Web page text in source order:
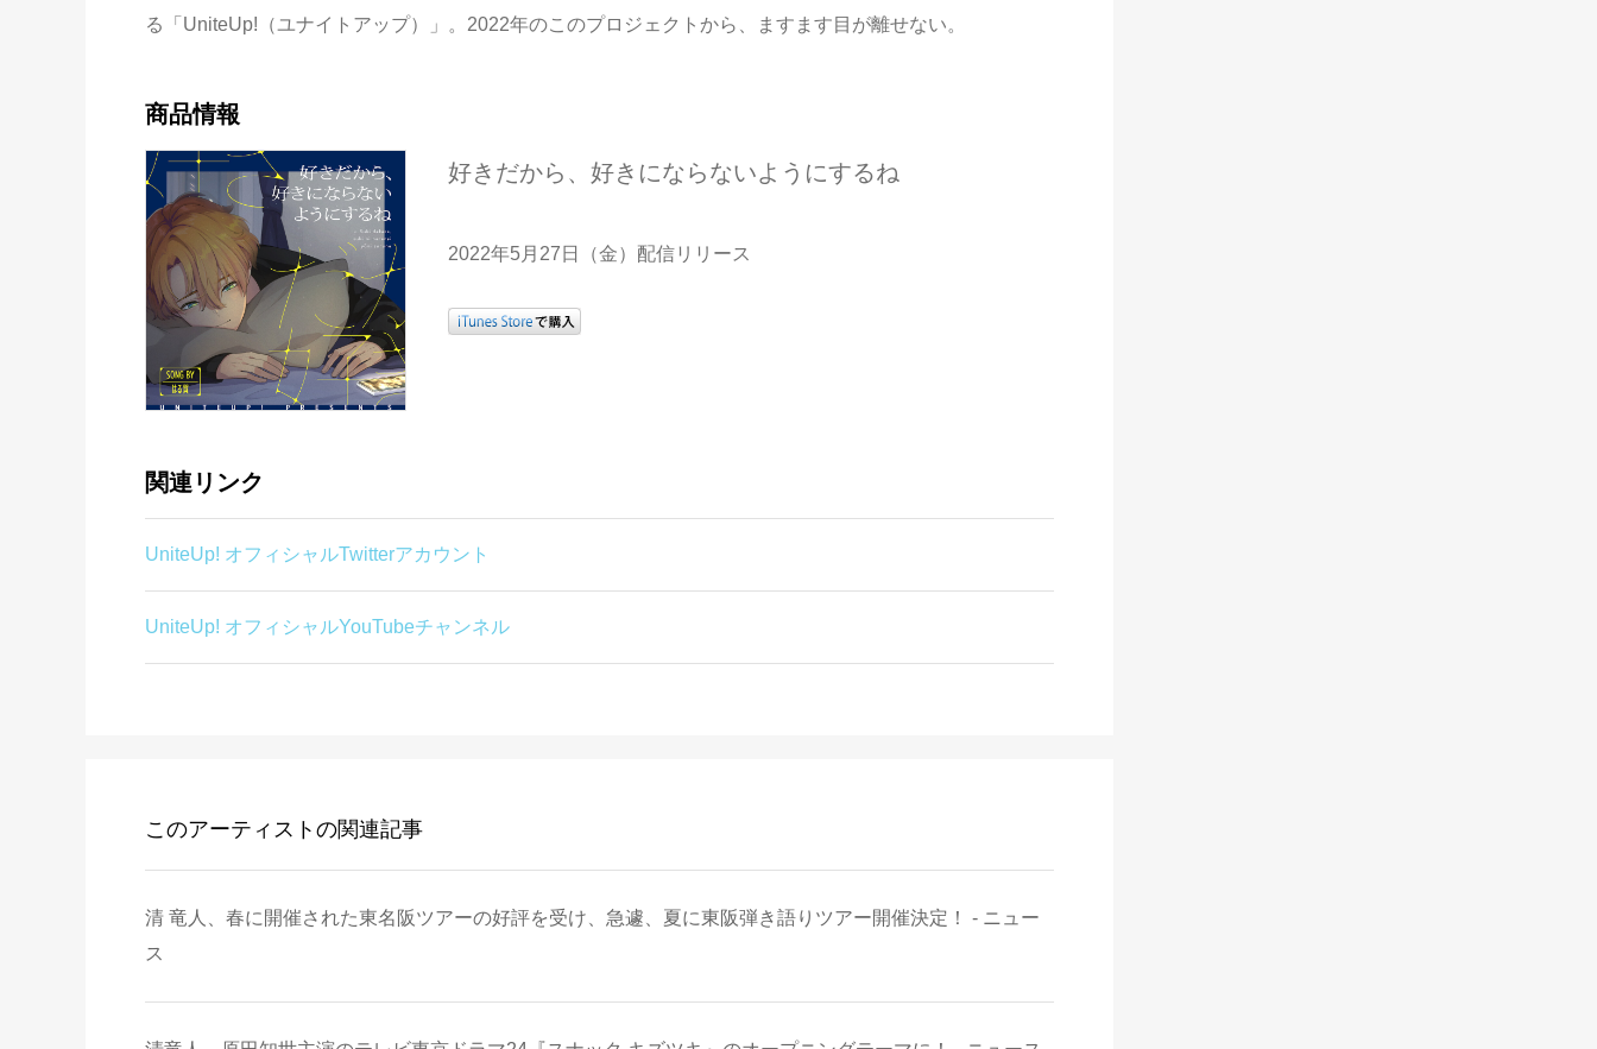
る「UniteUp!（ユナイトアップ）」。2022年のこのプロジェクトから、ますます目が離せない。
商品情報
好きだから、好きにならないようにするね
2022年5月27日（金）配信リリース
関連リンク
UniteUp! オフィシャルTwitterアカウント
UniteUp! オフィシャルYouTubeチャンネル
このアーティストの関連記事
清 竜人、春に開催された東名阪ツアーの好評を受け、急遽、夏に東阪弾き語りツアー開催決定！ - ニュー
ス